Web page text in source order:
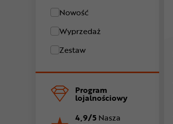
Nowość
Wyprzedaż
Zestaw
Program
lojalnościowy
4,9/5 Nasza